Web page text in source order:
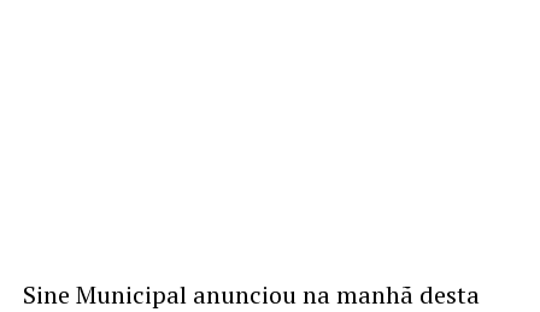
Sine Municipal anunciou na manhã desta